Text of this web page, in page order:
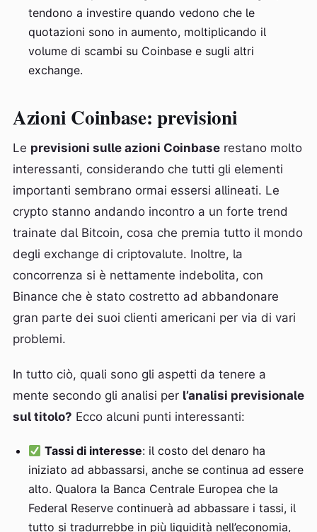
tendono a investire quando vedono che le
quotazioni sono in aumento, moltiplicando il
volume di scambi su Coinbase e sugli altri
exchange.
Azioni Coinbase: previsioni
Le previsioni sulle azioni Coinbase restano molto
interessanti, considerando che tutti gli elementi
importanti sembrano ormai essersi allineati. Le
crypto stanno andando incontro a un forte trend
trainate dal Bitcoin, cosa che premia tutto il mondo
degli exchange di criptovalute. Inoltre, la
concorrenza si è nettamente indebolita, con
Binance che è stato costretto ad abbandonare
gran parte dei suoi clienti americani per via di vari
problemi.
In tutto ciò, quali sono gli aspetti da tenere a
mente secondo gli analisi per l’analisi previsionale
sul titolo? Ecco alcuni punti interessanti:
Tassi di interesse: il costo del denaro ha
iniziato ad abbassarsi, anche se continua ad essere
alto. Qualora la Banca Centrale Europea che la
Federal Reserve continuerà ad abbassare i tassi, il
tutto si tradurrebbe in più liquidità nell’economia,